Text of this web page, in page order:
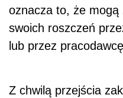
oznacza to, że mogą
swoich roszczeń
lub przez
Z chwilą przejścia